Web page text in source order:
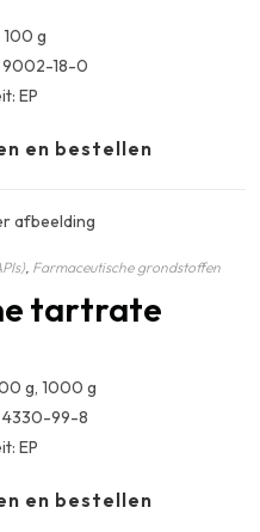
100 g
9002-18-0
EP
en bestellen
, Farmaceutische grondstoffen
tartrate
g, 1000 g
4330-99-8
EP
en bestellen